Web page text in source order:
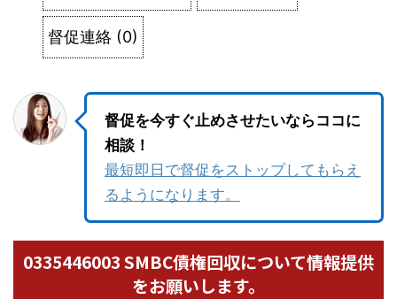
督促連絡 (0)
督促を今すぐ止めさせたいならココに
相談！
最短即日で督促をストップしてもらえ
るようになります。
0335446003 SMBC債権回収について情報提供
をお願いします。